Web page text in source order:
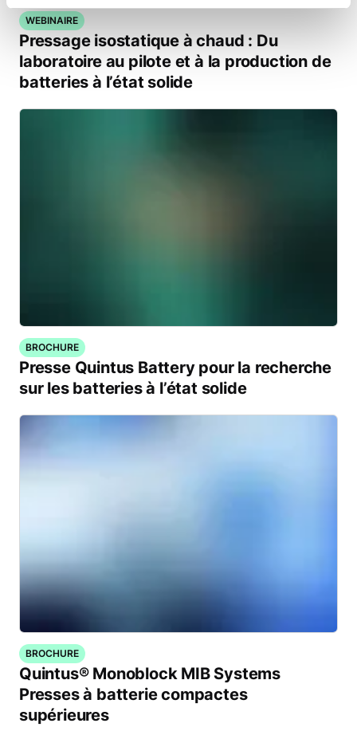
WEBINAIRE
Pressage isostatique à chaud : Du
laboratoire au pilote et à la production de
batteries à l’état solide
BROCHURE
Presse Quintus Battery pour la recherche
sur les batteries à l’état solide
BROCHURE
Quintus® Monoblock MIB Systems
Presses à batterie compactes
supérieures